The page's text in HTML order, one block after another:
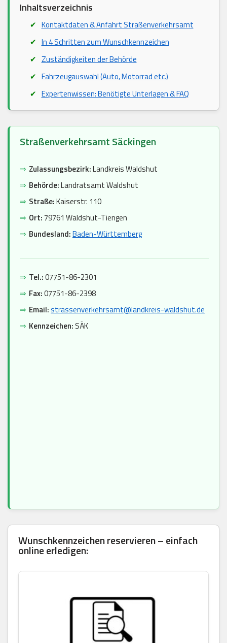
Inhaltsverzeichnis
Kontaktdaten & Anfahrt Straßenverkehrsamt
In 4 Schritten zum Wunschkennzeichen
Zuständigkeiten der Behörde
Fahrzeugauswahl (Auto, Motorrad etc.)
Expertenwissen: Benötigte Unterlagen & FAQ
Straßenverkehrsamt Säckingen
⇒ Zulassungsbezirk:Landkreis Waldshut
⇒ Behörde:Landratsamt Waldshut
⇒ Straße:Kaiserstr. 110
⇒ Ort:79761 Waldshut-Tiengen
⇒ Bundesland:Baden-Württemberg
⇒ Tel.:07751-86-2301
⇒ Fax:07751-86-2398
⇒ Email:strassenverkehrsamt@landkreis-waldshut.de
⇒ Kennzeichen: SÄK
Wunschkennzeichen reservieren – einfach
online erledigen: